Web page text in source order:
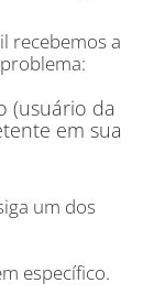
recebemos a
(usuário da
em sua
um dos
específico.